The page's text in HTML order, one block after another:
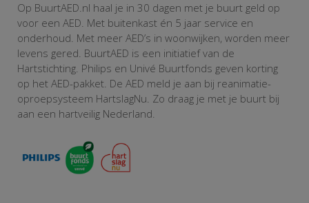
Op BuurtAED.nl haal je in 30 dagen met je buurt geld op
voor een AED. Met buitenkast én 5 jaar service en
onderhoud. Met meer AED’s in woonwijken, worden meer
levens gered. BuurtAED is een initiatief van de
Hartstichting. Philips en Univé Buurtfonds geven korting
op het AED-pakket. De AED meld je aan bij reanimatie-
oproepsysteem HartslagNu. Zo draag je met je buurt bij
aan een hartveilig Nederland.